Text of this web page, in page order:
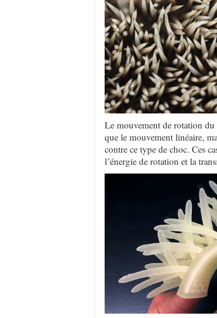
Le mouvement de rotation du
que le mouvement linéaire,
contre ce type de choc. Ces
l’énergie de rotation et la